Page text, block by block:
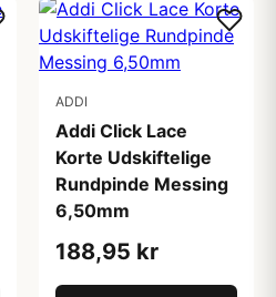
ADDI
Addi Click Lace
Korte Udskiftelige
Rundpinde Messing
6,50mm
188,95 kr